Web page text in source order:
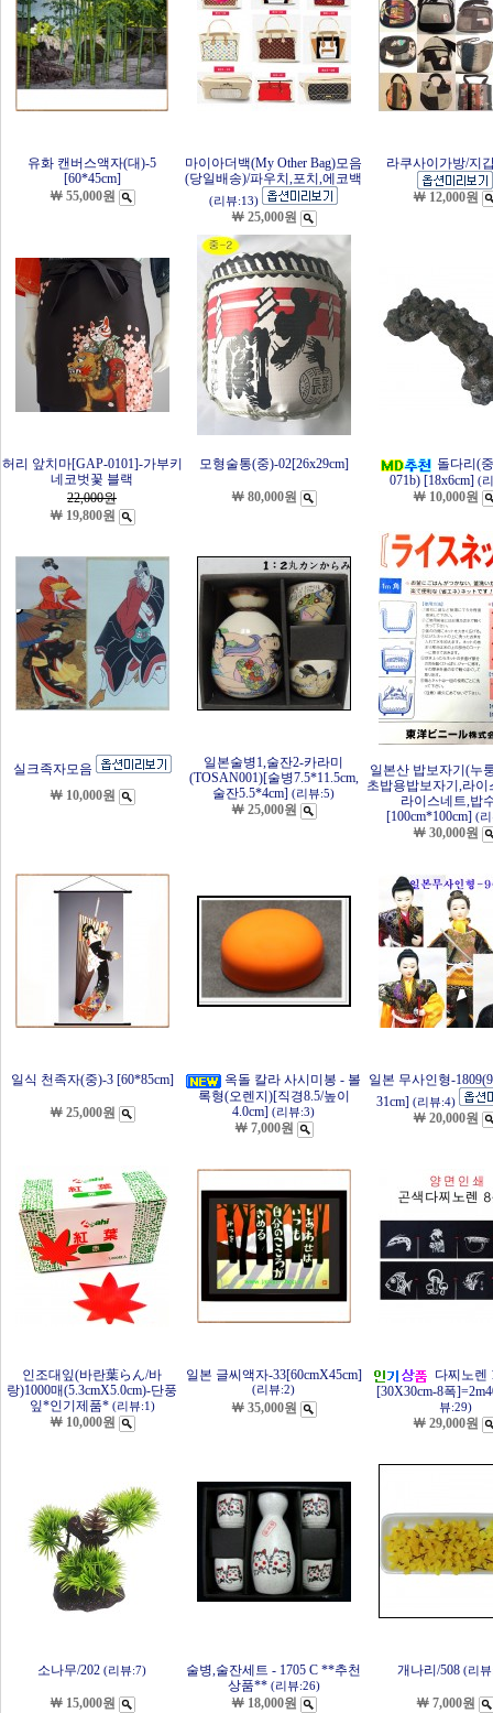
유화 캔버스액자(대)-5
[60*45cm]
￦ 55,000원
마이아더백(My Other Bag)모음
(당일배송)/파우치,포치,에코백
(리뷰:13)
￦ 25,000원
라쿠사이가방/지
￦ 12,000원
허리 앞치마[GAP-0101]-가부키
네코벗꽃 블랙
22,000원
￦ 19,800원
모형술통(중)-02[26x29cm]
￦ 80,000원
돌다리(
071b) [18x6cm] (
￦ 10,000원
실크족자모음
￦ 10,000원
일본술병1,술잔2-카라미
(TOSAN001)[술병7.5*11.5cm,
술잔5.5*4cm] (리뷰:5)
￦ 25,000원
일본산 밥보자기(누
초밥용밥보자기,라이
라이스네트,밥
[100cm*100cm] (
￦ 30,000원
일식 천족자(중)-3 [60*85cm]
￦ 25,000원
옥돌 칼라 사시미봉 - 볼
록형(오렌지)[직경8.5/높이
4.0cm] (리뷰:3)
￦ 7,000원
일본 무사인형-
31cm] (리뷰:4)
￦ 20,000원
인조대잎(바란葉らん/바
랑)1000매(5.3cmX5.0cm)-단풍
잎*인기제품* (리뷰:1)
￦ 10,000원
일본 글씨액자-33[60cmX45cm]
(리뷰:2)
￦ 35,000원
다찌노렌
[30X30cm-8폭
뷰:29)
￦ 29,000원
소나무/202 (리뷰:7)
￦ 15,000원
술병,술잔세트 - 1705 C **추천
상품** (리뷰:26)
￦ 18,000원
개나리/508 (리
￦ 7,000원